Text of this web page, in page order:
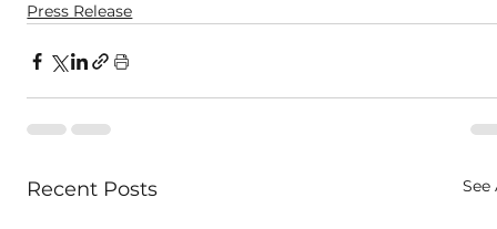
Press Release
Recent Posts See